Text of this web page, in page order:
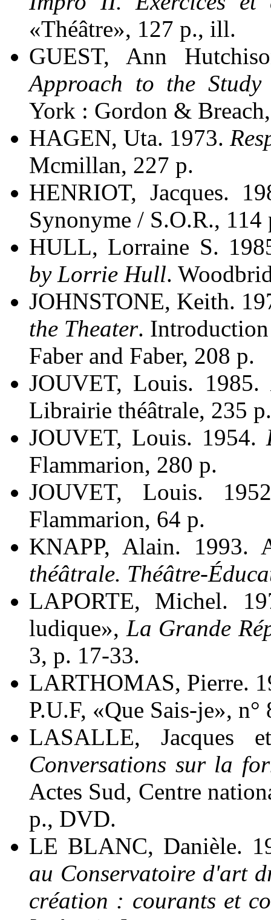
«Théâtre», 127 p., ill.
GUEST, Ann
Approach to the
York : Gordon &
HAGEN, Uta. 1973.
Mcmillan, 227 p.
HENRIOT, Jacques.
Synonyme / S.O.R., 114
HULL, Lorraine S.
by Lorrie Hull.
JOHNSTONE, Keith.
the Theater.
Faber and Faber, 208 p.
JOUVET, Louis. 1985.
Librairie théâtrale, 235
JOUVET, Louis. 1954.
Flammarion, 280 p.
JOUVET, Louis.
Flammarion, 64 p.
KNAPP, Alain. 1993.
théâtrale. Théâtre-
LAPORTE, Michel.
ludique», La Grande
3, p. 17-33.
LARTHOMAS, Pierre.
P.U.F, «Que Sais-je»,
LASALLE, Jacques
Conversations sur la
Actes Sud, Centre
p., DVD.
LE BLANC, Danièle.
au Conservatoire d'art
création : courants et